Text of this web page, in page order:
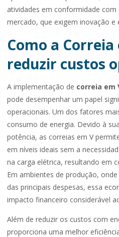
atividades em conformidade
mercado, que exigem inovação e
Como a Correia
reduzir custos
A implementação de correia em
pode desempenhar um papel
operacionais. Um dos fatores
consumo de energia. Devido à
potência, as correias em V
em níveis ideais sem a
na carga elétrica, resultando em
Em ambientes de produção,
das principais despesas, essa
impacto financeiro considerável
Além de reduzir os custos com
proporciona uma melhor